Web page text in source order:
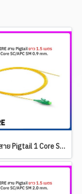
OWIRE สาย Pigtail 1 Core SC/APC SM 0.9 mm. ยาว 1.5 เมตร